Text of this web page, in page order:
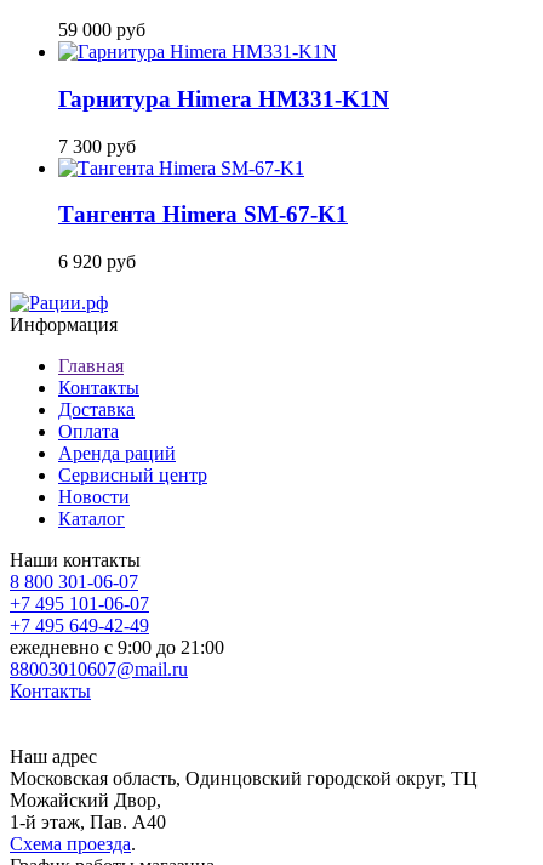
59 000 руб
Гарнитура Himera HM331-K1N
7 300 руб
Тангента Himera SM-67-K1
6 920 руб
Информация
Главная
Контакты
Доставка
Оплата
Аренда раций
Сервисный центр
Новости
Каталог
Наши контакты
8 800 301-06-07
+7 495 101-06-07
+7 495 649-42-49
ежедневно c 9:00 до 21:00
88003010607@mail.ru
Контакты
Наш адрес
Московская область, Одинцовский городской округ, ТЦ
Можайский Двор,
1-й этаж, Пав. А40
Схема проезда.